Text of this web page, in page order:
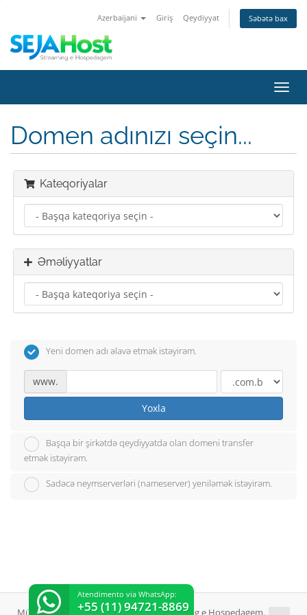
Azerbaijani Giriş Qeydiyyat Səbətə bax
keçid
Domen adınızı seçin...
Kateqoriyalar
Əməliyyatlar
Yeni domen adı əlavə etmək istəyirəm.
www.
Yoxla
Başqa bir şirkətdə qeydiyyatda olan domeni transfer
etmək istəyirəm.
Sadəcə neymserverləri (nameserver) yeniləmək istəyirəm.
Müəllif hüquqları © 2026 SejaHost Streaming e Hospedagem.
Atendimento via WhatsApp:
+55 (11) 94721-8869